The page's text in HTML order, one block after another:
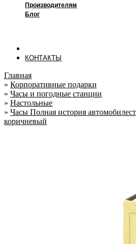
Производителям
Блог
КОНТАКТЫ
Главная
» Корпоративные подарки
» Часы и погодные станции
» Настольные
» Часы Полная история
коричневый